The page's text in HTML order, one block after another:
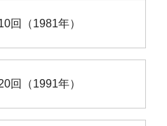
回（1981年）
回（1991年）